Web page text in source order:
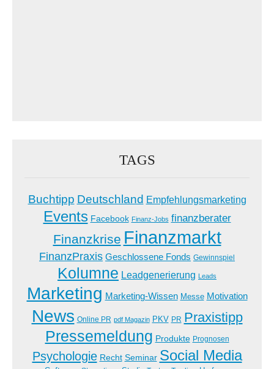
TAGS
Buchtipp Deutschland Empfehlungsmarketing
Events Facebook Finanz-Jobs finanzberater
Finanzkrise Finanzmarkt
FinanzPraxis Geschlossene Fonds Gewinnspiel
Kolumne Leadgenerierung Leads
Marketing Marketing-Wissen Messe Motivation
News Online PR pdf Magazin PKV PR Praxistipp
Pressemeldung Produkte Prognosen
Psychologie Recht Seminar Social Media